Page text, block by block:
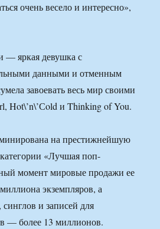
очень весело и интересно»,
— яркая девушка с
данными и отменным
завоевать весь мир своими
Hot\’n\’Сold и Thinking of You.
на престижнейшую
«Лучшая поп-
момент мировые продажи ее
экземпляров, а
и записей для
— более 13 миллионов.